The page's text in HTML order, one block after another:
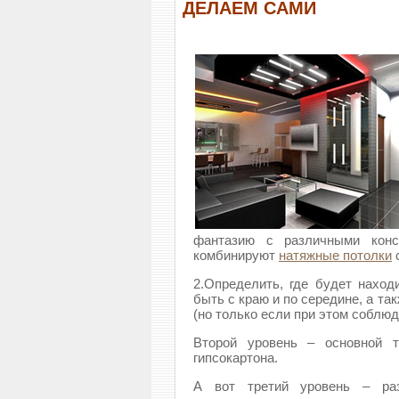
ДЕЛАЕМ САМИ
фантазию с различными
комбинируют натяжные потолки
2.Определить, где будет
быть с краю и по середине, а
(но только если при этом
Второй уровень – основной
гипсокартона.
А вот третий уровень –